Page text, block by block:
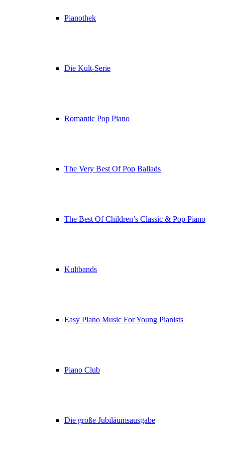
Pianothek
Die Kult-Serie
Romantic Pop Piano
The Very Best Of Pop Ballads
The Best Of Children’s Classic & Pop Piano
Kultbands
Easy Piano Music For Young Pianists
Piano Club
Die große Jubiläumsausgabe